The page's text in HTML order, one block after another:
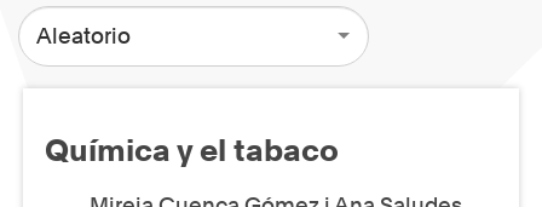
Aleatorio
Química y el tabaco